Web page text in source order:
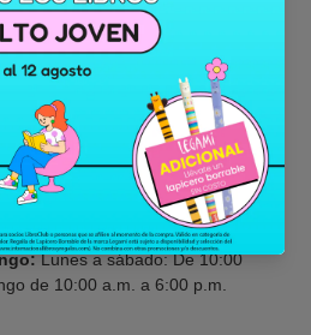
Lunes a domingo: De 10:00 a.m.
Lunes a domingo: De 10:00
De 9:00 a.m. a 8:00 p.m.
a.m. a 9:00 p.m. y domingo de
Lunes a sábado: De 10:00
de 10:00 a.m. a 6:00 p.m.